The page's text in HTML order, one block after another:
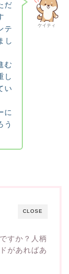
ケイティ
だ
テ
し
む
し
い
に
う
CLOSE
すか？人柄
があればあ